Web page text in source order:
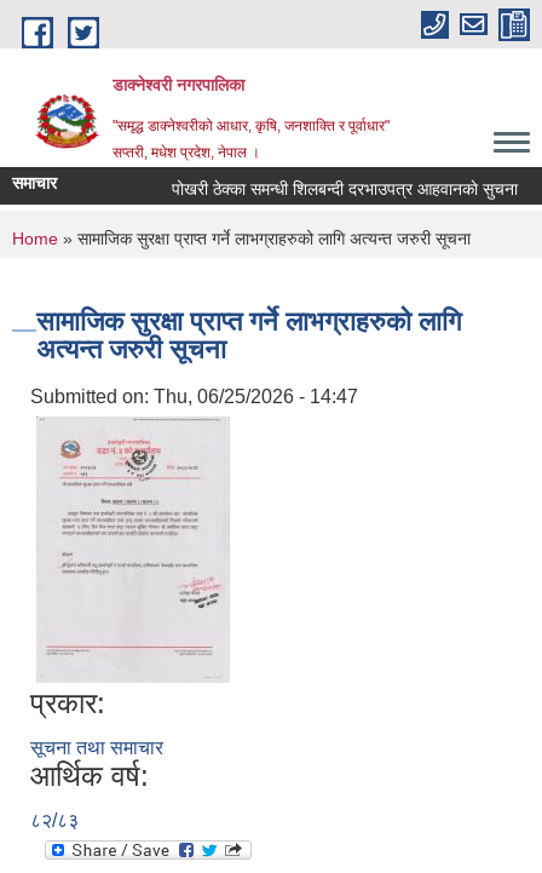
Skip to main content
डाक्नेश्वरी नगरपालिका
"समृद्ध डाक्नेश्वरीको आधार, कृषि, जनशाक्ति र पूर्वाधार"
सप्तरी, मधेश प्रदेश, नेपाल ।
समाचार पोखरी ठेक्का समन्धी शिलबन्दी दरभाउपत्र आहवानकाे सुचना
You are here
Home » सामाजिक सुरक्षा प्राप्त गर्ने लाभग्राहरुको लागि अत्यन्त जरुरी सूचना
सामाजिक सुरक्षा प्राप्त गर्ने लाभग्राहरुको लागि
अत्यन्त जरुरी सूचना
Submitted on: Thu, 06/25/2026 - 14:47
प्रकार:
सूचना तथा समाचार
आर्थिक वर्ष:
८२/८३